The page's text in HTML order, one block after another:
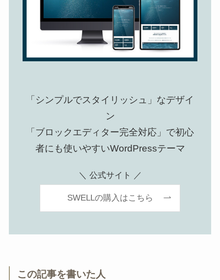
「シンプルでスタイリッシュ」なデザイ
ン
「ブロックエディター完全対応」で初心
者にも使いやすいWordPressテーマ
＼ 公式サイト ／
SWELLの購入はこちら
この記事を書いた人